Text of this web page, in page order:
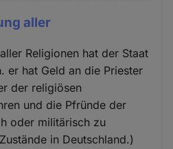
aller
Religionen hat der Staat
er hat Geld an die Priester
der religiösen
und die Pfründe der
oder militärisch zu
in Deutschland.)